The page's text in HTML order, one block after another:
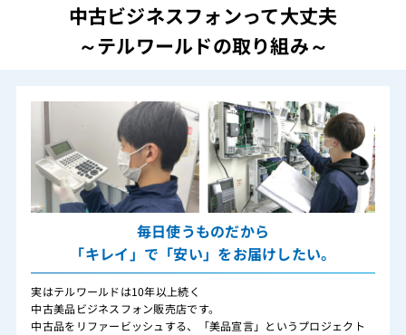
中古ビジネスフォンって大丈夫
～テルワールドの取り組み～
毎日使うものだから
「キレイ」で「安い」をお届けしたい。
実はテルワールドは10年以上続く
中古美品ビジネスフォン販売店です。
中古品をリファービッシュする、「美品宣言」というプロジェクト